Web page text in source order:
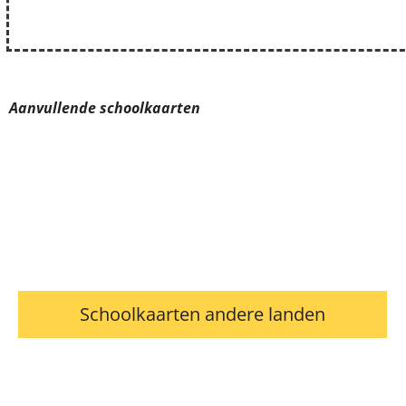
Aanvullende schoolkaarten
Schoolkaarten andere landen